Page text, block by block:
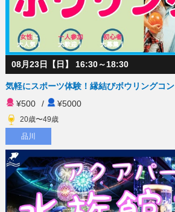
08月23日【日】 16:30～18:30
気軽にスポーツ体験！縁結びボウリングコン
¥500
/ ¥5000
20歳〜49歳
品川